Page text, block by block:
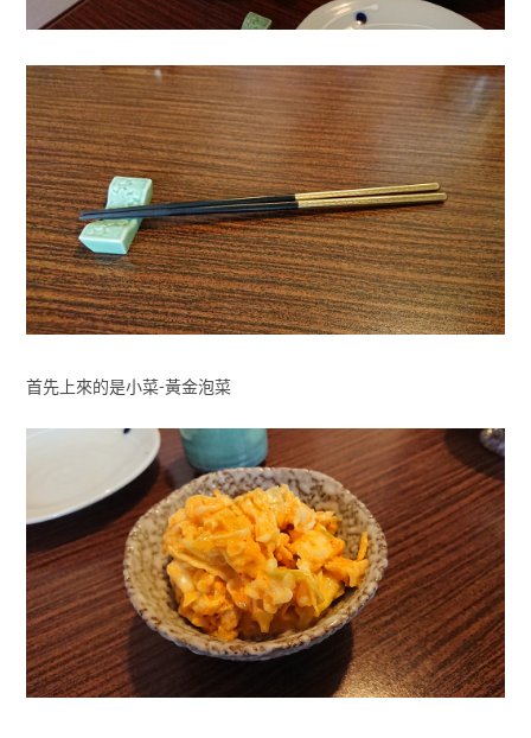
首先上來的是小菜-黃金泡菜